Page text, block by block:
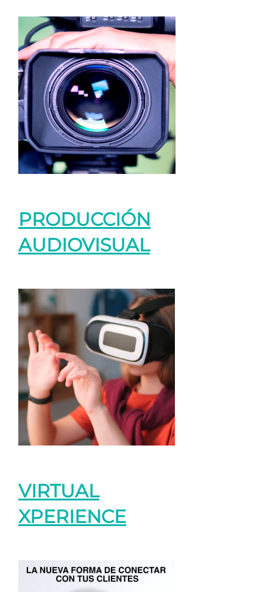
PRODUCCIÓN
AUDIOVISUAL
VIRTUAL
XPERIENCE